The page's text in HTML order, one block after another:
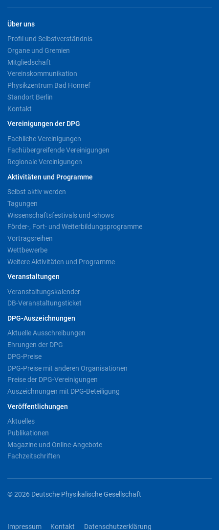
Über uns
Profil und Selbstverständnis
Organe und Gremien
Mitgliedschaft
Vereinskommunikation
Physikzentrum Bad Honnef
Standort Berlin
Kontakt
Vereinigungen der DPG
Fachliche Vereinigungen
Fachübergreifende Vereinigungen
Regionale Vereinigungen
Aktivitäten und Programme
Selbst aktiv werden
Tagungen
Wissenschaftsfestivals und -shows
Förder-, Fort- und Weiterbildungsprogramme
Vortragsreihen
Wettbewerbe
Weitere Aktivitäten und Programme
Veranstaltungen
Veranstaltungskalender
DB-Veranstaltungsticket
DPG-Auszeichnungen
Aktuelle Ausschreibungen
Ehrungen der DPG
DPG-Preise
DPG-Preise mit anderen Organisationen
Preise der DPG-Vereinigungen
Auszeichnungen mit DPG-Beteiligung
Veröffentlichungen
Aktuelles
Publikationen
Magazine und Online-Angebote
Fachzeitschriften
© 2026 Deutsche Physikalische Gesellschaft
Impressum Kontakt Datenschutzerklärung